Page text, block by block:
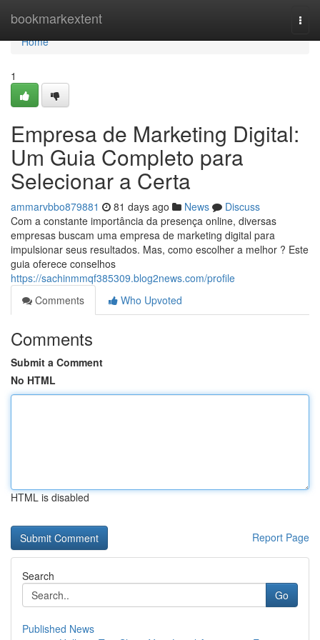
bookmarkextent
Home
Home
1
Empresa de Marketing Digital:
Um Guia Completo para
Selecionar a Certa
ammarvbbo879881 81 days ago News
Discuss
Com a constante importância da presença online, diversas
empresas buscam uma empresa de marketing digital para
impulsionar seus resultados. Mas, como escolher a melhor ? Este
guia oferece conselhos
https://sachinmmqf385309.blog2news.com/profile
Comments
Who Upvoted
Comments
Submit a Comment
No HTML
HTML is disabled
Report Page
Search
Go
Published News